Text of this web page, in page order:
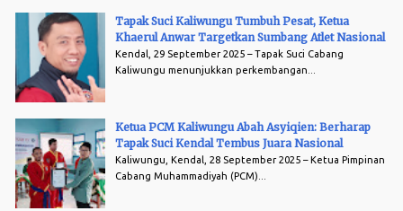
Tapak Suci Kaliwungu Tumbuh Pesat, Ketua
Khaerul Anwar Targetkan Sumbang Atlet Nasional
Kendal, 29 September 2025 – Tapak Suci Cabang
Kaliwungu menunjukkan perkembangan...
Ketua PCM Kaliwungu Abah Asyiqien: Berharap
Tapak Suci Kendal Tembus Juara Nasional
Kaliwungu, Kendal, 28 September 2025 – Ketua Pimpinan
Cabang Muhammadiyah (PCM)...